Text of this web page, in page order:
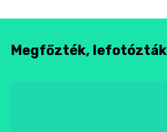
Megfőzték, lefotózták